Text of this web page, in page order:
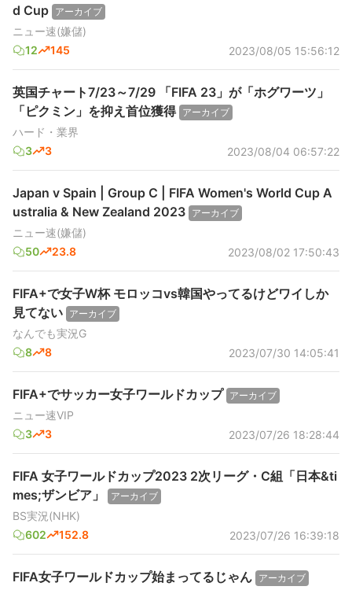
d Cup アーカイブ
ニュー速(嫌儲)
12
145 2023/08/05 15:56:12
英国チャート7/23～7/29 「FIFA 23」が「ホグワーツ」
「ピクミン」を抑え首位獲得 アーカイブ
ハード・業界
3
3 2023/08/04 06:57:22
Japan v Spain | Group C | FIFA Women's World Cup A
ustralia & New Zealand 2023 アーカイブ
ニュー速(嫌儲)
50
23.8 2023/08/02 17:50:43
FIFA+で女子W杯 モロッコvs韓国やってるけどワイしか
見てない アーカイブ
なんでも実況G
8
8 2023/07/30 14:05:41
FIFA+でサッカー女子ワールドカップ アーカイブ
ニュー速VIP
3
3 2023/07/26 18:28:44
FIFA 女子ワールドカップ2023 2次リーグ・C組「日本&ti
mes;ザンビア」
アーカイブ
BS実況(NHK)
602
152.8 2023/07/26 16:39:18
FIFA女子ワールドカップ始まってるじゃん アーカイブ